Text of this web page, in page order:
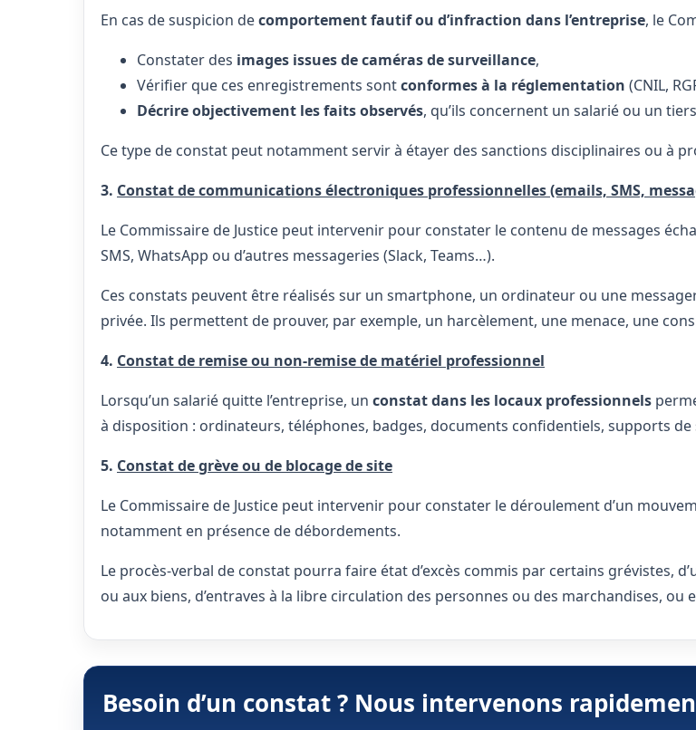
En cas de suspicion decomportement fautif ou d’infraction dans l’entreprise, le
Constater des images issues de caméras de surveillance,
Vérifier que ces enregistrements sontconformes à la réglementation (CNIL,
Décrire objectivement les faits observés, qu’ils concernent un salarié ou un
Ce type de constat peut notamment servir à étayer des sanctions disciplinaires ou à
3. Constat de communications électroniques professionnelles (emails, SMS,
Le Commissaire de Justice peut intervenir pour constater le contenu de messages
SMS, WhatsApp ou d’autres messageries (Slack, Teams…).
Ces constats peuvent être réalisés sur un smartphone, un ordinateur ou une
privée. Ils permettent de prouver, par exemple, un harcèlement, une menace, une
4. Constat de remise ou non-remise de matériel professionnel
Lorsqu’un salarié quitte l’entreprise, un constat dans les locaux professionnels
à disposition : ordinateurs, téléphones, badges, documents confidentiels, supports de
5. Constat de grève ou de blocage de site
Le Commissaire de Justice peut intervenir pour constater le déroulement d’un
notamment en présence de débordements.
Le procès-verbal de constat pourra faire état d’excès commis par certains grévistes,
ou aux biens, d’entraves à la libre circulation des personnes ou des marchandises, ou
Besoin d’un constat ? Nous intervenons